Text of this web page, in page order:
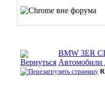
BMW 3ER
Автомобили